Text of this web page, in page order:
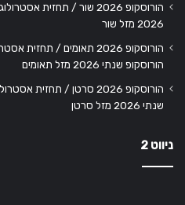
הורוסקופ 2026 שור /
2026 מזל שור
הורוסקופ 2026 תאומים /
הורוסקופ שנתי 2026 מזל תאומים
הורוסקופ 2026 סרטן /
שנתי 2026 מזל סרטן
ניווט 2